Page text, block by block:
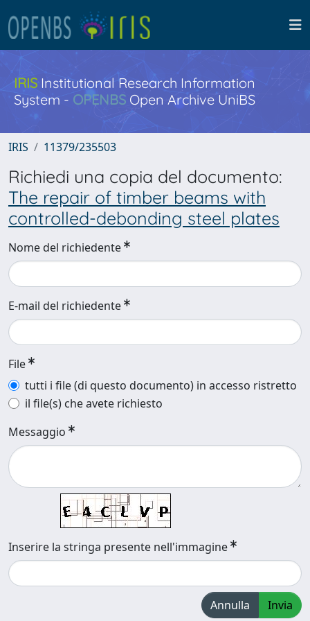
IRISInstitutional Research Information
System - OPENBS Open Archive UniBS
IRIS 11379/235503
Richiedi una copia del documento:
The repair of timber beams with
controlled-debonding steel plates
Nome del richiedente
E-mail del richiedente
File
tutti i file (di questo documento) in accesso ristretto
il file(s) che avete richiesto
Messaggio
Inserire la stringa presente nell'immagine
Annulla Invia